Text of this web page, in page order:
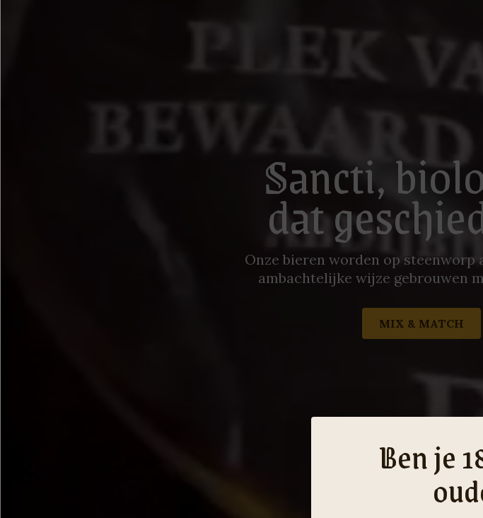
Ben je
Sancti,
dat
Onze bieren worden op
ambachtelijke wijze gebrouwen
MIX & MATCH